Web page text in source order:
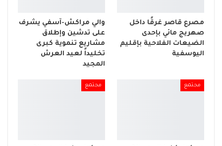
مصرع قاصر غرقًا داخل
صهريج مائي بإحدى
الضيعات الفلاحية بإقليم
اليوسفية
والي مراكش-آسفي يشرف
على تدشين وإطلاق
مشاريع تنموية كبرى
تخليداً لعيد العرش
المجيد
مجتمع مجتمع